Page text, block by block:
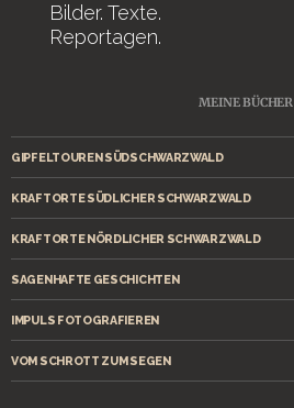
Bilder. Texte.
Reportagen.
MEINE BÜCHER
GIPFELTOUREN SÜDSCHWARZWALD
KRAFTORTE SÜDLICHER SCHWARZWALD
KRAFTORTE NÖRDLICHER SCHWARZWALD
SAGENHAFTE GESCHICHTEN
IMPULS FOTOGRAFIEREN
VOM SCHROTT ZUM SEGEN